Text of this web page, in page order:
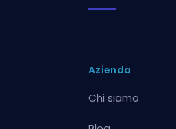
Azienda
Chi siamo